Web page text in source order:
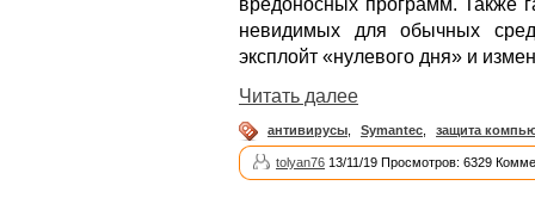
невидимых для обычных
эксплойт «нулевого дня» и
Читать далее
антивирусы Symantec защита
tolyan76 13/11/19 Просмотров: 6329